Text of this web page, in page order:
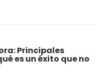
Principales
es un éxito que no